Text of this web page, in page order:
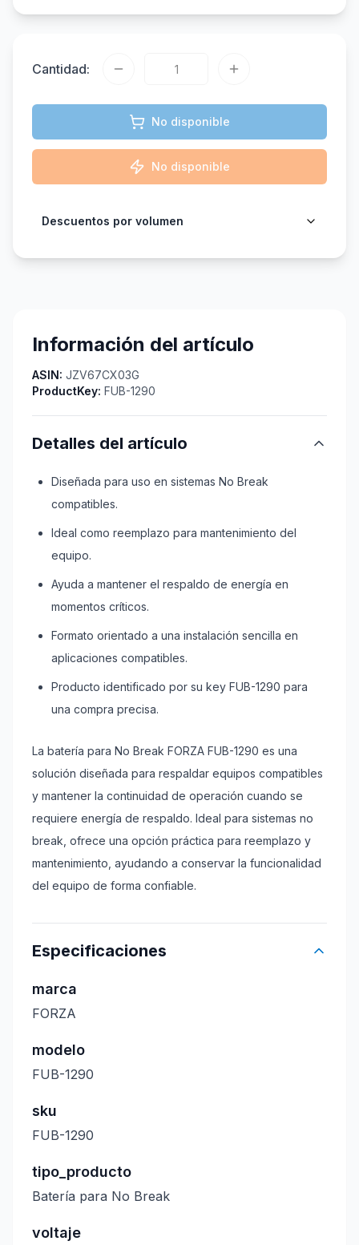
Cantidad:
No disponible
No disponible
Descuentos por volumen
Información del artículo
ASIN: JZV67CX03G
ProductKey: FUB-1290
Detalles del artículo
Diseñada para uso en sistemas No Break
compatibles.
Ideal como reemplazo para mantenimiento del
equipo.
Ayuda a mantener el respaldo de energía en
momentos críticos.
Formato orientado a una instalación sencilla en
aplicaciones compatibles.
Producto identificado por su key FUB-1290 para
una compra precisa.
La batería para No Break FORZA FUB-1290 es una
solución diseñada para respaldar equipos compatibles
y mantener la continuidad de operación cuando se
requiere energía de respaldo. Ideal para sistemas no
break, ofrece una opción práctica para reemplazo y
mantenimiento, ayudando a conservar la funcionalidad
del equipo de forma confiable.
Especificaciones
marca
FORZA
modelo
FUB-1290
sku
FUB-1290
tipo_producto
Batería para No Break
voltaje